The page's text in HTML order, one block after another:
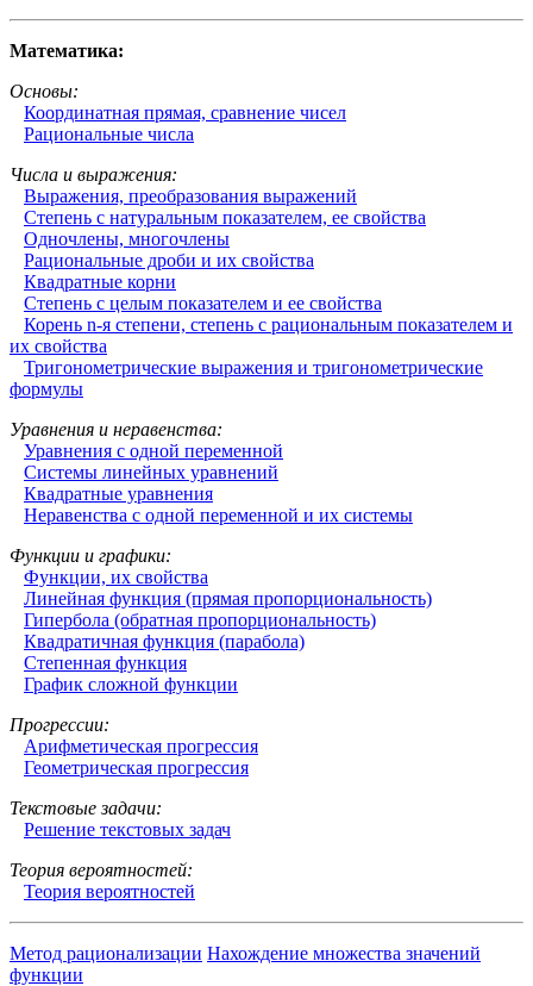
Математика:
Основы:
Координатная прямая, сравнение чисел
Рациональные числа
Числа и выражения:
Выражения, преобразования выражений
Степень с натуральным показателем, ее свойства
Одночлены, многочлены
Рациональные дроби и их свойства
Квадратные корни
Степень с целым показателем и ее свойства
Корень n-я степени, степень с рациональным показателем и
их свойства
Тригонометрические выражения и тригонометрические
формулы
Уравнения и неравенства:
Уравнения с одной переменной
Системы линейных уравнений
Квадратные уравнения
Неравенства с одной переменной и их системы
Функции и графики:
Функции, их свойства
Линейная функция (прямая пропорциональность)
Гипербола (обратная пропорциональность)
Квадратичная функция (парабола)
Степенная функция
График сложной функции
Прогрессии:
Арифметическая прогрессия
Геометрическая прогрессия
Текстовые задачи:
Решение текстовых задач
Теория вероятностей:
Теория вероятностей
Метод рационализации Нахождение множества значений
функции